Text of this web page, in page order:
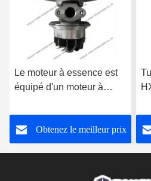
Le moteur à essence est
équipé d'un moteur à
Obtenez le meilleur prix